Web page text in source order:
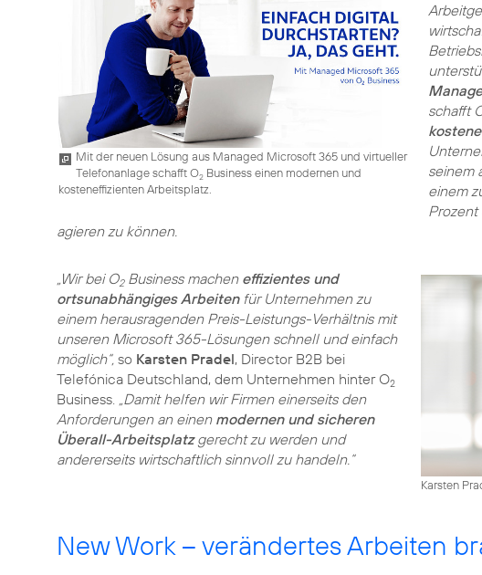
Mit der neuen Lösung aus Managed Microsoft 365 und virtueller
Telefonanlage schafft O2 Business einen modernen und
kosteneffizienten Arbeitsplatz.
schafft
seinem
einem
Prozent
agieren zu können.
Karsten
„Wir bei O2Business machen effizientes und
ortsunabhängiges Arbeitenfür Unternehmen zu
einem herausragenden Preis-Leistungs-Verhältnis mit
unseren Microsoft 365-Lösungen schnell und einfach
möglich“, so Karsten Pradel, Director B2B bei
Telefónica Deutschland, dem Unternehmen hinter O2
Business. „Damit helfen wir Firmen einerseits den
Anforderungen an einen modernen und sicheren
Überall-Arbeitsplatzgerecht zu werden und
andererseits wirtschaftlich sinnvoll zu handeln.“
New Work – verändertes Arbeiten